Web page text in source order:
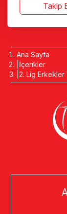
Takip
Ana Sayfa
İçerikler
2. Lig Erkekler